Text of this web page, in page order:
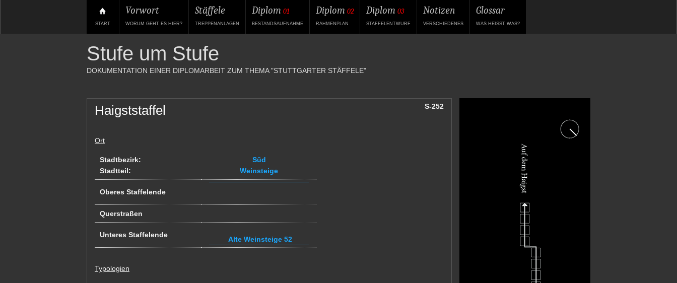
START
Vorwort
WORUM GEHT ES HIER?
Stäffele
TREPPENANLAGEN
Diplom 01
BESTANDSAUFNAHME
Diplom 02
RAHMENPLAN
Diplom 03
STAFFELENTWURF
Notizen
VERSCHIEDENES
Glossar
WAS HEISST WAS?
Stufe um Stufe
DOKUMENTATION EINER DIPLOMARBEIT ZUM THEMA "STUTTGARTER STÄFFELE"
Haigststaffel S-252
Ort
Stadtbezirk:
Stadtteil:
Süd
Weinsteige
Oberes Staffelende
Querstraßen
Unteres Staffelende
Alte Weinsteige 52
Typologien